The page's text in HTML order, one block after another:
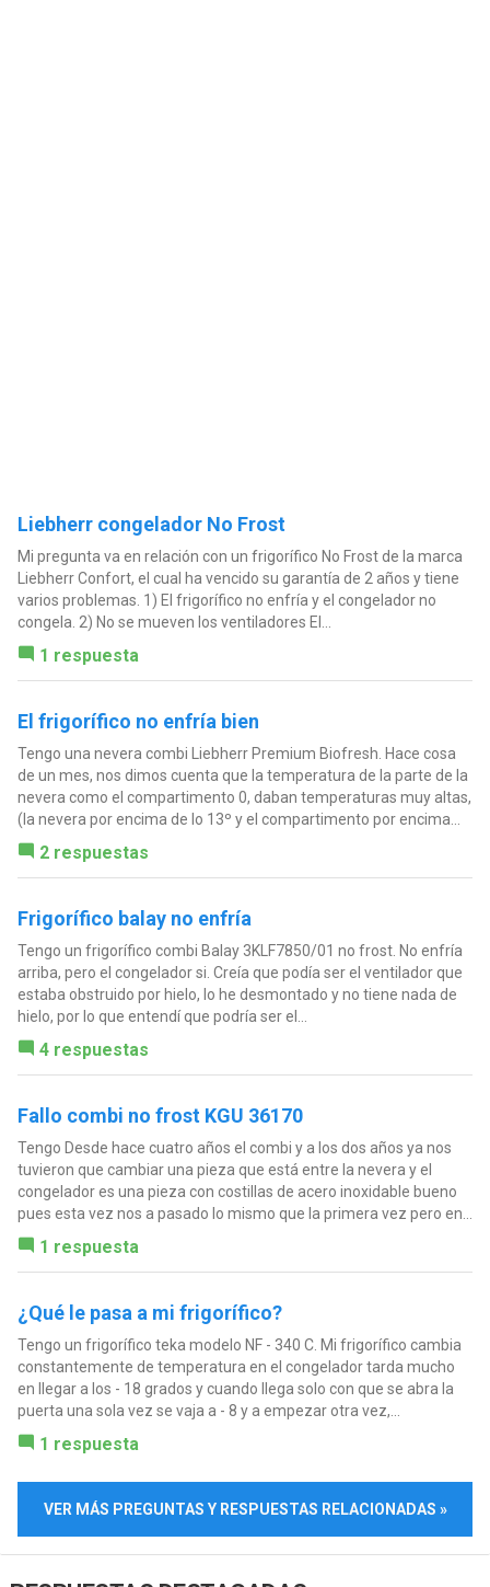
Liebherr congelador No Frost
Mi pregunta va en relación con un frigorífico No Frost de la marca
Liebherr Confort, el cual ha vencido su garantía de 2 años y tiene
varios problemas. 1) El frigorífico no enfría y el congelador no
congela. 2) No se mueven los ventiladores El...
1 respuesta
El frigorífico no enfría bien
Tengo una nevera combi Liebherr Premium Biofresh. Hace cosa
de un mes, nos dimos cuenta que la temperatura de la parte de la
nevera como el compartimento 0, daban temperaturas muy altas,
(la nevera por encima de lo 13º y el compartimento por encima...
2 respuestas
Frigorífico balay no enfría
Tengo un frigorífico combi Balay 3KLF7850/01 no frost. No enfría
arriba, pero el congelador si. Creía que podía ser el ventilador que
estaba obstruido por hielo, lo he desmontado y no tiene nada de
hielo, por lo que entendí que podría ser el...
4 respuestas
Fallo combi no frost KGU 36170
Tengo Desde hace cuatro años el combi y a los dos años ya nos
tuvieron que cambiar una pieza que está entre la nevera y el
congelador es una pieza con costillas de acero inoxidable bueno
pues esta vez nos a pasado lo mismo que la primera vez pero en...
1 respuesta
¿Qué le pasa a mi frigorífico?
Tengo un frigorífico teka modelo NF - 340 C. Mi frigorífico cambia
constantemente de temperatura en el congelador tarda mucho
en llegar a los - 18 grados y cuando llega solo con que se abra la
puerta una sola vez se vaja a - 8 y a empezar otra vez,...
1 respuesta
VER MÁS PREGUNTAS Y RESPUESTAS RELACIONADAS »